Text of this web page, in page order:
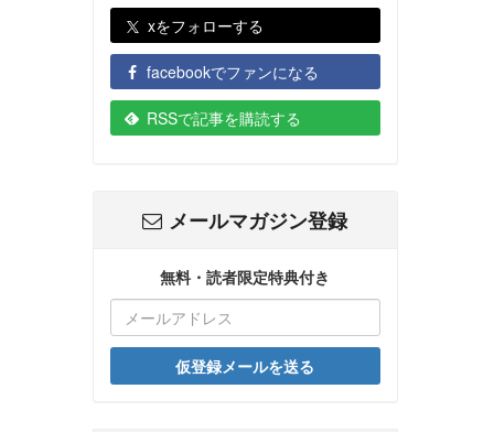
xをフォローする
facebookでファンになる
RSSで記事を購読する
メールマガジン登録
無料・読者限定特典付き
仮登録メールを送る